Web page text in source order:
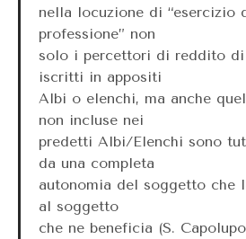
nella locuzione di “esercizio
professione” non
solo i percettori di reddito
iscritti in appositi
Albi o elenchi, ma anche
non incluse nei
predetti Albi/Elenchi sono
da una completa
autonomia del soggetto che
al soggetto
che ne beneficia (S.